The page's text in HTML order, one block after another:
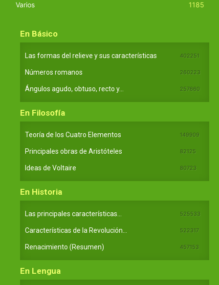
Varios
1185
En Básico
Las formas del relieve y sus características 402251
Números romanos 260223
Ángulos agudo, obtuso, recto y... 257660
En Filosofía
Teoría de los Cuatro Elementos 149909
Principales obras de Aristóteles 82125
Ideas de Voltaire 80723
En Historia
Las principales características... 525533
Características de la Revolución... 522317
Renacimiento (Resumen) 457153
En Lengua